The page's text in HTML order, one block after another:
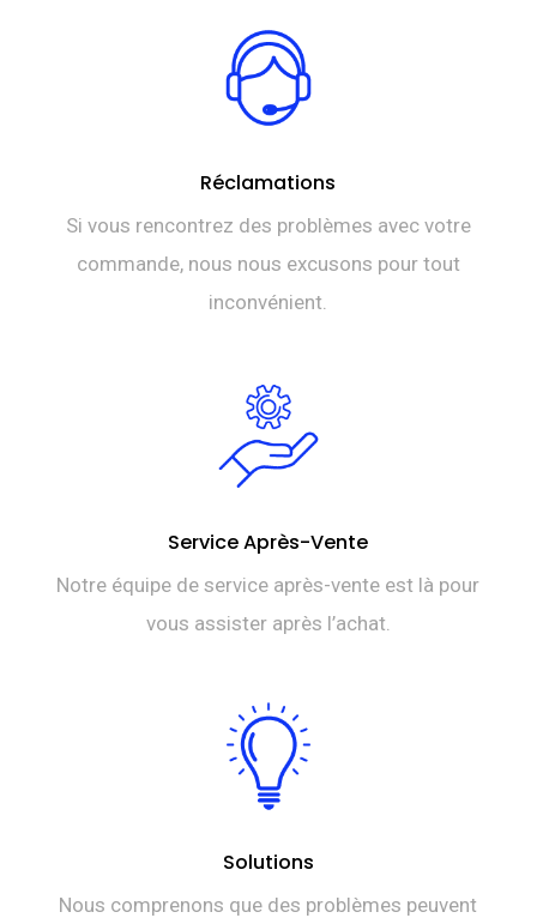
Réclamations
Si vous rencontrez des problèmes avec votre
commande, nous nous excusons pour tout
inconvénient.
Service Après-Vente
Notre équipe de service après-vente est là pour
vous assister après l’achat.
Solutions
Nous comprenons que des problèmes peuvent